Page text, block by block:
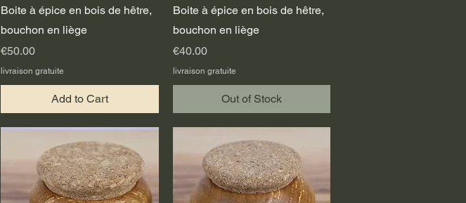
Quick View
Boite à épice en bois de hêtre,
bouchon en liège
Price
€50.00
livraison gratuite
Add to Cart
Quick View
Boite à épice en bois de hêtre,
bouchon en liège
Price
€40.00
livraison gratuite
Out of Stock